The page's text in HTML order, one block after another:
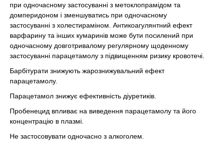
при одночасному застосуванні з метоклопрамідом та
домперидоном і зменшуватись при одночасному
застосуванні з холестираміном. Антикоагулянтний ефект
варфарину та інших кумаринів може бути посилений при
одночасному довготривалому регулярному щоденному
застосуванні парацетамолу з підвищенням ризику кровотечі.
Барбітурати знижують жарознижувальний ефект
парацетамолу.
Парацетамол знижує ефективність діуретиків.
Пробенецид впливає на виведення парацетамолу та його
концентрацію в плазмі.
Не застосовувати одночасно з алкоголем.